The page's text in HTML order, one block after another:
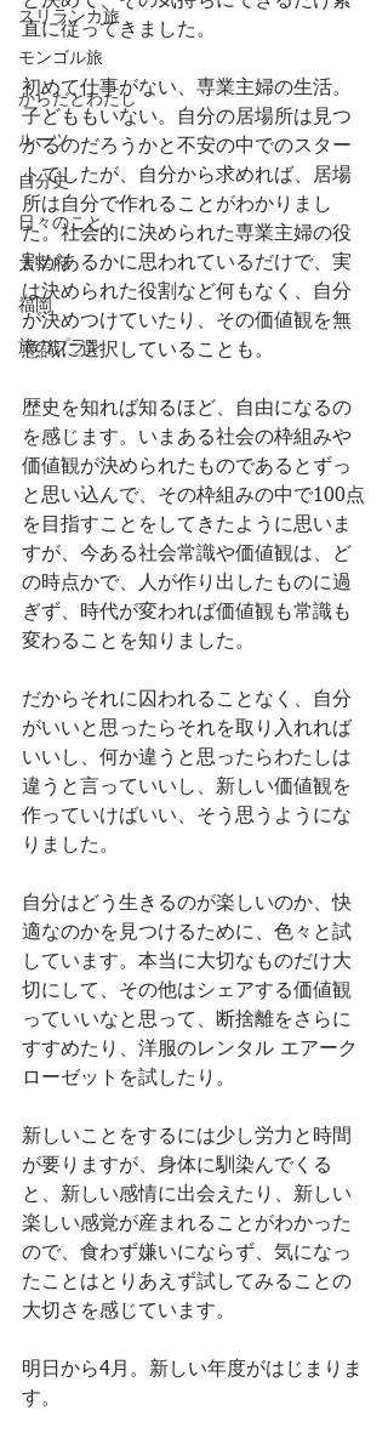
スリランカ旅
モンゴル旅
からだとわたし
ルーツ
自分史
日々のこと
太宰府
福岡
旅のプラン
直に従ってきました。
初めて仕事がない、専業主婦の生活。
子どももいない。自分の居場所は見つ
かるのだろうかと不安の中でのスター
トでしたが、自分から求めれば、居場
所は自分で作れることがわかりまし
た。社会的に決められた専業主婦の役
割があるかに思われているだけで、実
は決められた役割など何もなく、自分
が決めつけていたり、その価値観を無
意識に選択していることも。
歴史を知れば知るほど、自由になるの
を感じます。いまある社会の枠組みや
価値観が決められたものであるとずっ
と思い込んで、その枠組みの中で100点
を目指すことをしてきたように思いま
すが、今ある社会常識や価値観は、ど
の時点かで、人が作り出したものに過
ぎず、時代が変われば価値観も常識も
変わることを知りました。
だからそれに囚われることなく、自分
がいいと思ったらそれを取り入れれば
いいし、何か違うと思ったらわたしは
違うと言っていいし、新しい価値観を
作っていけばいい、そう思うようにな
りました。
自分はどう生きるのが楽しいのか、快
適なのかを見つけるために、色々と試
しています。本当に大切なものだけ大
切にして、その他はシェアする価値観
っていいなと思って、断捨離をさらに
すすめたり、洋服のレンタル エアーク
ローゼットを試したり。
新しいことをするには少し労力と時間
が要りますが、身体に馴染んでくる
と、新しい感情に出会えたり、新しい
楽しい感覚が産まれることがわかった
ので、食わず嫌いにならず、気になっ
たことはとりあえず試してみることの
大切さを感じています。
明日から4月。新しい年度がはじまりま
す。